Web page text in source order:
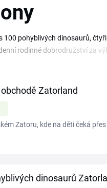
pohyblivých dinosaurů,
rodinné dobrodružství za
Zatorland
Zatoru, kde na děti čeká
dinosaurů